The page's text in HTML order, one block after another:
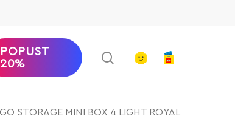
POPUST
20%
searchaccount
STORAGE MINI BOX 4 LIGHT ROYAL